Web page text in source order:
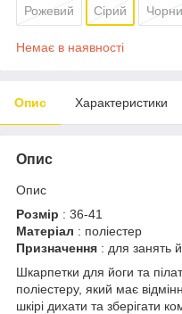
Рожевий Сірий
Немає в наявності
Опис Характеристики
Опис
Опис
Розмір : 36-41
Матеріал : поліестер
Призначення : для занять
Шкарпетки для йоги та
поліестеру, який має
шкірі дихати та зберігати